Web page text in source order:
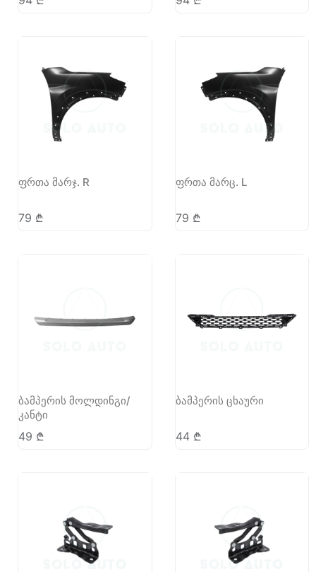
ფრთა მარჯ. R
79 ₾
ფრთა მარც. L
79 ₾
ბამპერის მოლდინგი/
კანტი
49 ₾
ბამპერის ცხაური
44 ₾